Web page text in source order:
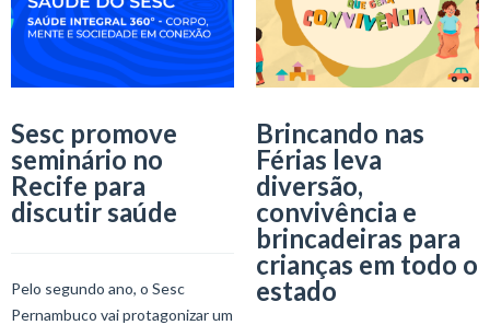
Sesc promove
seminário no
Recife para
discutir saúde
Pelo segundo ano, o Sesc
Pernambuco vai protagonizar um
Brincando nas
Férias leva
diversão,
convivência e
brincadeiras para
crianças em todo o
estado